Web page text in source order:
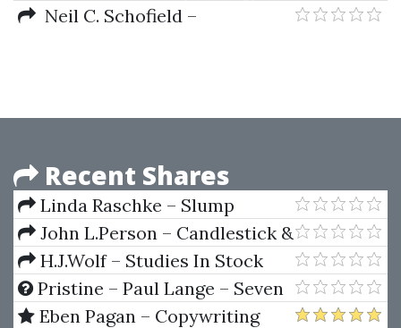
The Stock Market (1912)
Neil C. Schofield –
Recent Shares
Linda Raschke – Slump
Busting Techniques
John L.Person – Candlestick &
Pivot Point Strategies
H.J.Wolf – Studies In Stock
Speculation (Volume I & II)
Pristine – Paul Lange – Seven
Steps To A Good Trade
Eben Pagan – Copywriting